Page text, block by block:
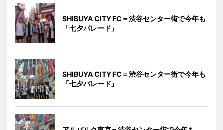
SHIBUYA CITY FC＝渋谷センター街で今年も
「七夕パレード」
SHIBUYA CITY FC＝渋谷センター街で今年も
「七夕パレード」